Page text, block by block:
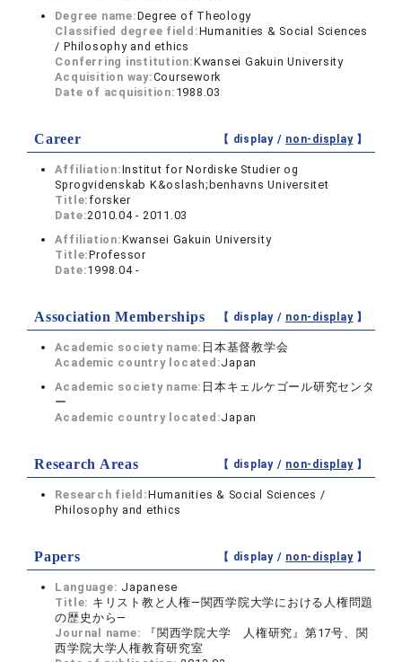
Degree name:Degree of Theology
Classified degree field:Humanities & Social Sciences
/ Philosophy and ethics
Conferring institution:Kwansei Gakuin University
Acquisition way:Coursework
Date of acquisition: 1988.03
Career 【 display / non-display】
Affiliation:Institut for Nordiske Studier og
Sprogvidenskab K&oslash;benhavns Universitet
Title:forsker
Date:2010.04 - 2011.03
Affiliation:Kwansei Gakuin University
Title:Professor
Date:1998.04 -
Association Memberships 【 display / non-display】
Academic society name: 日本基督教学会
Academic country located:Japan
Academic society name: 日本キェルケゴール研究センタ
ー
Academic country located:Japan
Research Areas 【 display / non-display】
Research field:Humanities & Social Sciences /
Philosophy and ethics
Papers 【 display / non-display】
Language: Japanese
Title: キリスト教と人権―関西学院大学における人権問題
の歴史から―
Journal name:
『関西学院大学 人権研究』第17号、関
西学院大学人権教育研究室